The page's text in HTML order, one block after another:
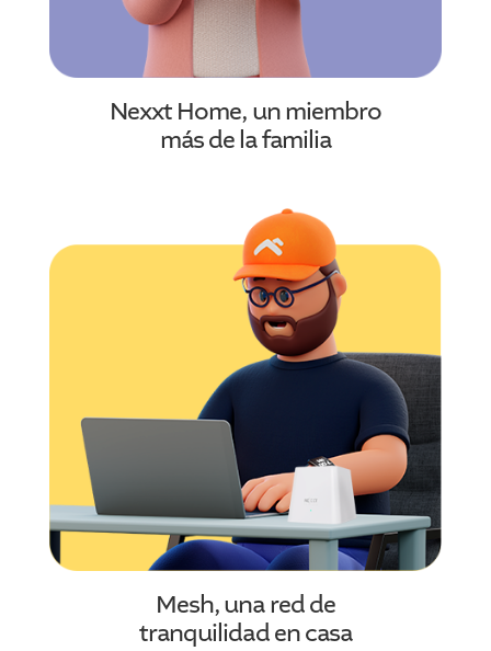
Nexxt Home, un miembro
más de la familia
Mesh, una red de
tranquilidad en casa